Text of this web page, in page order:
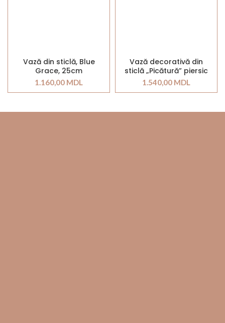
Vază din sticlă, Blue
Grace, 25cm
1.160,00 MDL
Vază decorativă din
sticlă „Picătură” piersic
37cm
1.540,00 MDL